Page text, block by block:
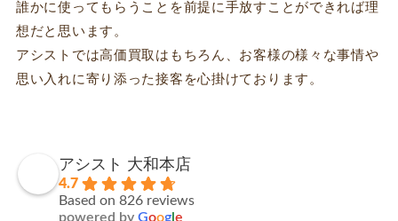
誰かに使ってもらうことを前提に手放すことができれば理
想だと思います。
アシストでは高価買取はもちろん、お客様の様々な事情や
思い入れに寄り添った接客を心掛けております。
アシスト 大和本店
4.7
Based on 826 reviews
powered by Goog e